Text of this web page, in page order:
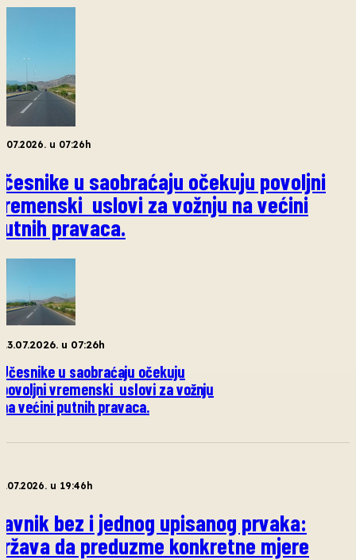
u 07:26h
u saobraćaju očekuju povoljni
uslovi za vožnju na većini
pravaca.
23.07.2026. u 07:26h
Učesnike u saobraćaju očekuju
povoljni vremenski uslovi za vožnju
na većini putnih pravaca.
u 19:46h
bez i jednog upisanog prvaka:
da preduzme konkretne mjere